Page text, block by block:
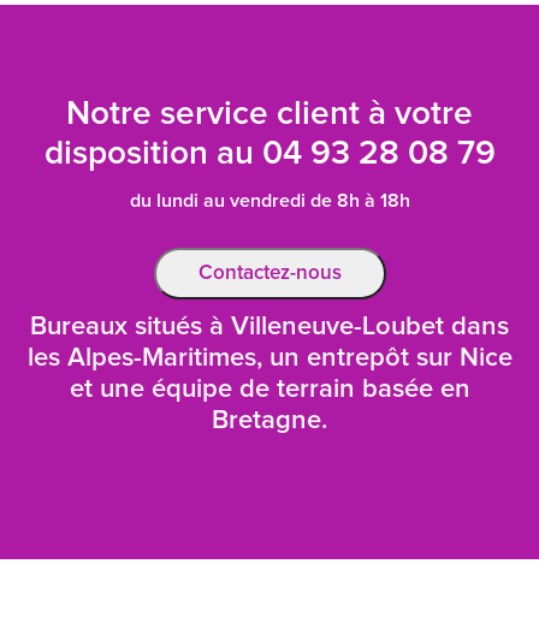
Notre service client à votre
disposition au 04 93 28 08 79
du lundi au vendredi de 8h à 18h
Contactez-nous
Bureaux situés à Villeneuve-Loubet dans
les Alpes-Maritimes, un entrepôt sur Nice
et une équipe de terrain basée en
Bretagne.